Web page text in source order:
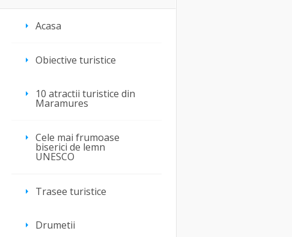
Acasa
Obiective turistice
10 atractii turistice din
Maramures
Cele mai frumoase
biserici de lemn
UNESCO
Trasee turistice
Drumetii